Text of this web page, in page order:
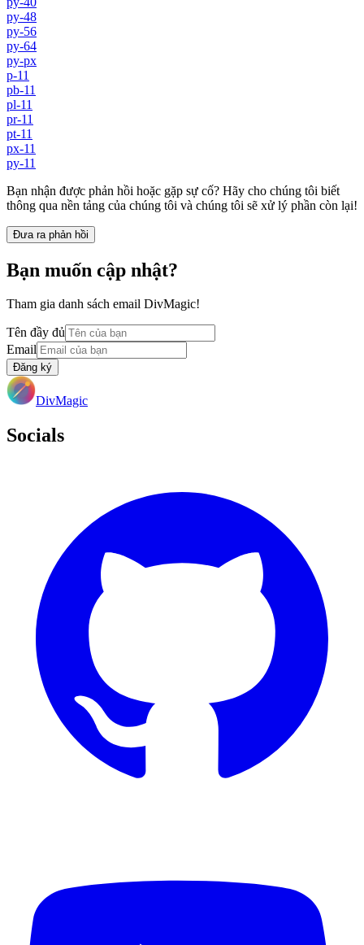
py-48
py-56
py-64
py-px
p-11
pb-11
pl-11
pr-11
pt-11
px-11
py-11
Bạn nhận được phản hồi hoặc gặp sự cố? Hãy cho chúng tôi biết
thông qua nền tảng của chúng tôi và chúng tôi sẽ xử lý phần còn lại!
Đưa ra phản hồi
Bạn muốn cập nhật?
Tham gia danh sách email DivMagic!
Tên đầy đủ
Email
Đăng ký
DivMagic
Socials